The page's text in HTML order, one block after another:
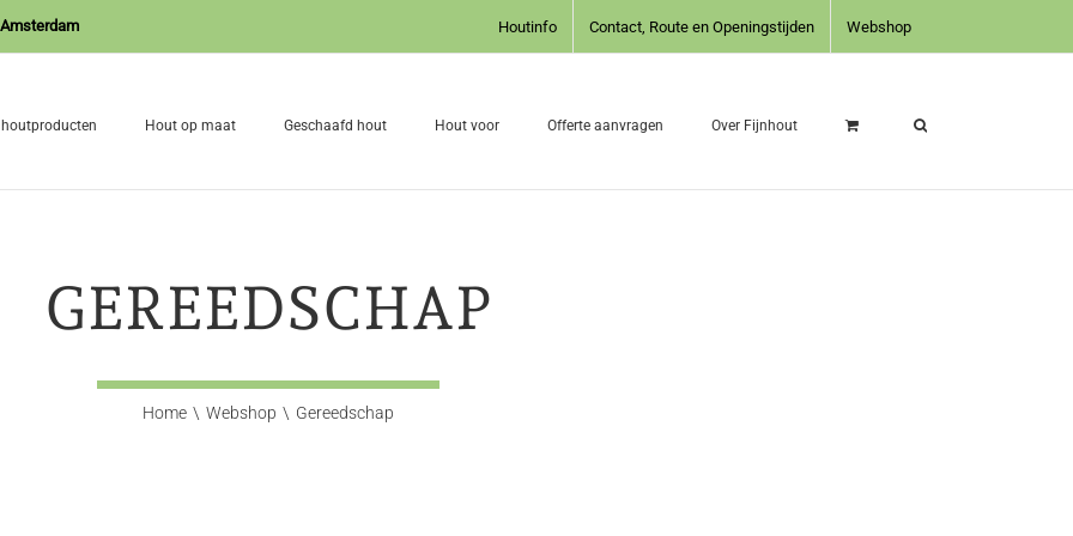
Houtinfo Contact, Route en Openingstijden Webshop
Hout op maat Geschaafd hout Hout voor Offerte aanvragen Over Fijnhout
GEREEDSCHAP
Home Webshop Gereedschap